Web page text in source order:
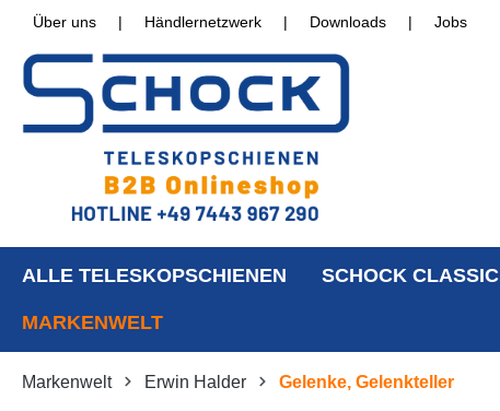
Über uns | Händlernetzwerk | Downloads | Jobs
ALLE TELESKOPSCHIENEN SCHOCK CLASSIC
MARKENWELT
Markenwelt Erwin Halder Gelenke, Gelenkteller